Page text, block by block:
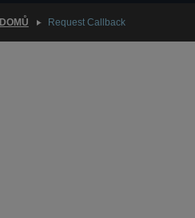
DOMŮ Request Callback